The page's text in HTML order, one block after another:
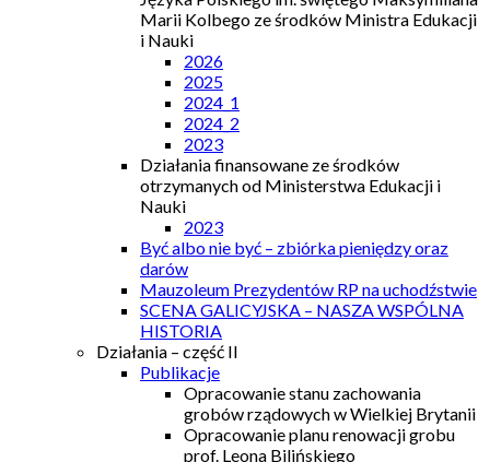
Marii Kolbego ze środków Ministra Edukacji
i Nauki
2026
2025
2024_1
2024_2
2023
Działania finansowane ze środków
otrzymanych od Ministerstwa Edukacji i
Nauki
2023
Być albo nie być – zbiórka pieniędzy oraz
darów
Mauzoleum Prezydentów RP na uchodźstwie
SCENA GALICYJSKA – NASZA WSPÓLNA
HISTORIA
Działania – część II
Publikacje
Opracowanie stanu zachowania
grobów rządowych w Wielkiej Brytanii
Opracowanie planu renowacji grobu
prof. Leona Bilińskiego